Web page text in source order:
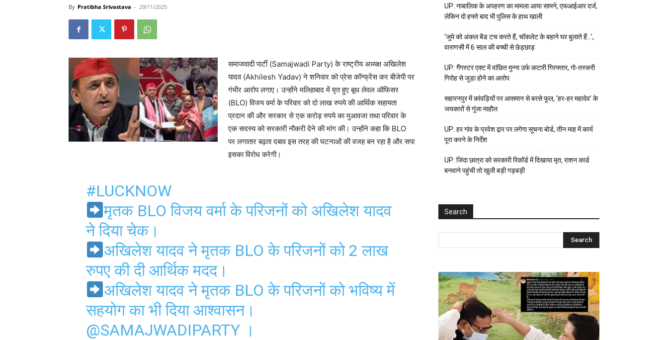
By Pratibha Srivastava - 29/11/2025
समाजवादीपार्टी (Samajwadi Party) के राष्ट्रीय अध्यक्ष अखिलेश
यादव (Akhilesh Yadav) ने शनिवार को प्रेसकॉन्फ्रेंसकर बीजेपी पर
गंभीर आरोप लगाए। उन्होंनेमलिहाबादमें मृत हुए बूथलेवल ऑफिसर
(BLO)विजय वर्मा के परिवार को दो लाख रुपये की आर्थिक सहायता
प्रदान की और सरकार से एक करोड़ रुपये का मुआवजा तथा परिवार के
एक सदस्य को सरकारी नौकरी देने की मांग की। उन्होंने कहा कि BLO
पर लगातार बढ़ता दबाव इस तरह की घटनाओं की वजह बन रहा है औरसपा
इसका विरोध करेगी।
#LUCKNOW
मृतक BLO विजय वर्मा के परिजनों को अखिलेश यादव
ने दिया चेक।
अखिलेश यादव ने मृतक BLO के परिजनों को 2 लाख
रुपए की दी आर्थिक मदद।
अखिलेश यादव ने मृतक BLO के परिजनों को भविष्य में
सहयोग का भी दिया आश्वासन।
@SAMAJWADIPARTY।
UP: नाबालिक के अपहरण का मामला आया सामने, एफआईआर दर्ज,
लेकिन दो हफ्ते बाद भी पुलिस के हाथ खाली
‘जुमे को अंकल बैड टच करते हैं, चॉकलेट के बहाने घर बुलाते हैं…’,
वाराणसी में 6 साल की बच्ची से छेड़छाड़
UP: गैंगस्टर एक्ट में वांछित मुन्ना उर्फ कटारी गिरफ्तार, गो-तस्करी
गिरोह से जुड़ा होने का आरोप
सहारनपुर में कांवड़ियों पर आसमान से बरसे फूल, ‘हर-हर महादेव’ के
जयकारों से गूंजा माहौल
UP: हर गांव के प्रवेश द्वार पर लगेगा सूचना बोर्ड, तीन माह में कार्य
पूरा करने के निर्देश
UP: जिंदा छात्रा को सरकारी रिकॉर्ड में दिखाया मृत, राशन कार्ड
बनवाने पहुंची तो खुली बड़ी गड़बड़ी
Search